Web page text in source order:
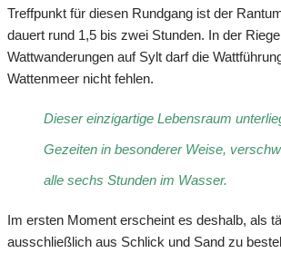
Treffpunkt für diesen Rundgang ist der
dauert rund 1,5 bis zwei Stunden. In der
Wattwanderungen auf Sylt darf die
Wattenmeer nicht fehlen.
Dieser einzigartige Lebensraum
Gezeiten in besonderer Weise,
alle sechs Stunden im Wasser.
Im ersten Moment erscheint es deshalb, als
ausschließlich aus Schlick und Sand zu